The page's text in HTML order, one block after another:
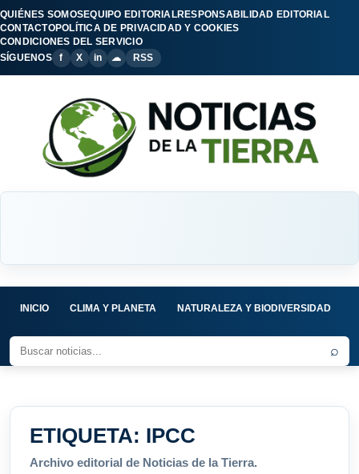
QUIÉNES SOMOSEQUIPO EDITORIALRESPONSABILIDAD EDITORIAL
CONTACTOPOLÍTICA DE PRIVACIDAD Y COOKIES
CONDICIONES DEL SERVICIO
SÍGUENOS
f X in ☁ RSS
INICIO CLIMA Y PLANETA NATURALEZA Y BIODIVERSIDAD
⌕
ETIQUETA: IPCC
Archivo editorial de Noticias de la Tierra.